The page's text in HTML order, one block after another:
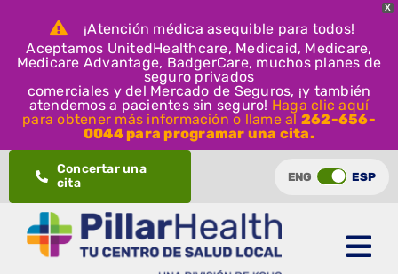
X
¡Atención médica asequible para todos!
Aceptamos UnitedHealthcare, Medicaid, Medicare,
Medicare Advantage, BadgerCare, muchos planes de
seguro privados
comerciales y del Mercado de Seguros, ¡y también
atendemos a pacientes sin seguro! Haga clic aquí
para obtener más información o llame al 262-656-
0044 para programar una cita.
contenido
Concertar una
cita
ENG ESP